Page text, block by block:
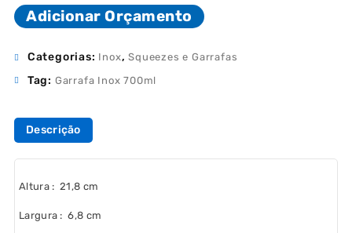
Adicionar Orçamento
Categorias: Inox,Squeezes e Garrafas
Tag: Garrafa Inox 700ml
Descrição
Altura: 21,8 cm
Largura : 6,8 cm